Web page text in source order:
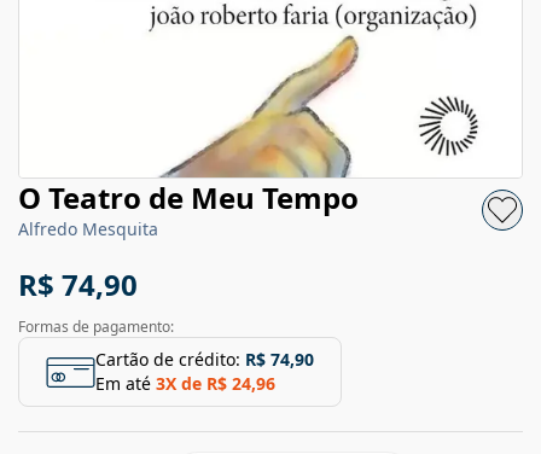
O Teatro de Meu Tempo
Alfredo Mesquita
R$ 74,90
Formas de pagamento:
Cartão de crédito: R$ 74,90
Em até 3X de R$ 24,96